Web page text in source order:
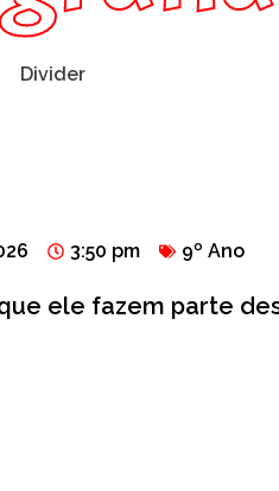
3:50 pm 9º Ano
ele fazem parte